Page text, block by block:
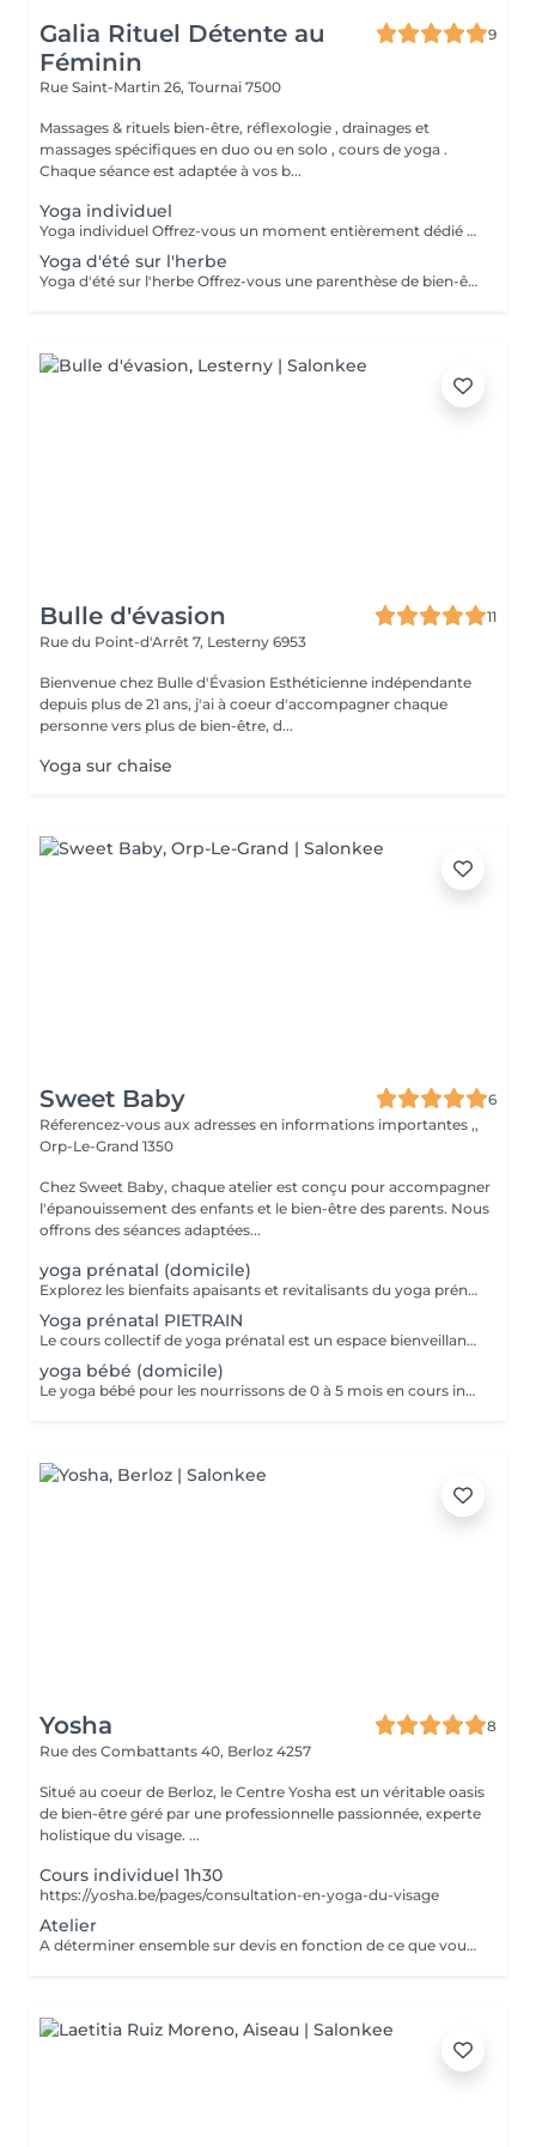
Galia Rituel Détente au
Féminin
9
Rue Saint-Martin 26, Tournai 7500
Massages & rituels bien-être, réflexologie , drainages et
massages spécifiques en duo ou en solo , cours de yoga .
Chaque séance est adaptée à vos b...
Yoga individuel
Yoga individuel Offrez-vous un moment entièrement dédié à votre bien-être. Chaque séance est personnalisée selon vos besoins du moment : relâcher les tensions, retrouver de la mobilité, améliorer votre respiration, apaiser le stress ou simplement vous accorder une parenthèse de calme. Accessible à tous, le yoga privé s'adapte à votre niveau, à votre condition physique et à vos objectifs, dans une approche douce, bienveillante et respectueuse de votre rythme.
Yoga d'été sur l'herbe
Yoga d'été sur l'herbe Offrez-vous une parenthèse de bien-être en pleine nature. Ce cours collectif de yoga en extérieur vous invite à vous reconnecter à votre corps et à votre respiration dans un cadre apaisant. La douceur de l'herbe sous vos pieds, l'air frais et les sons de la nature rendent cette pratique encore plus ressourçante. Accessible à tous, débutants comme pratiquants confirmés. Les postures sont adaptées au niveau de chacun. À prévoir : * Un tapis de yoga ou une grande serviette. * Une bouteille d'eau. * Une tenue confortable. Durée : 1 heure.
Bulle d'évasion
11
Rue du Point-d'Arrêt 7, Lesterny 6953
Bienvenue chez Bulle d'Évasion Esthéticienne indépendante
depuis plus de 21 ans, j'ai à coeur d'accompagner chaque
personne vers plus de bien-être, d...
Yoga sur chaise
Sweet Baby
6
Réferencez-vous aux adresses en informations importantes ,,
Orp-Le-Grand 1350
Chez Sweet Baby, chaque atelier est conçu pour accompagner
l'épanouissement des enfants et le bien-être des parents. Nous
offrons des séances adaptées...
yoga prénatal (domicile)
Explorez les bienfaits apaisants et revitalisants du yoga prénatal dans un environnement intime et personnalisé avec notre cours individuel de yoga prénatal. Sous la guidance bienveillante d'un instructeur qualifié, chaque séance est conçue pour répondre aux besoins spécifiques de votre grossesse et favoriser votre bien-être physique et émotionnel. Au cours de chaque séance, vous serez guidée à travers une série de postures de yoga douces et sécurisées, ainsi que des exercices de respiration et de relaxation conçus pour renforcer votre corps, soulager les tensions et préparer votre esprit pour l'accouchement. L'instructeur adaptera les exercices en fonction de vos besoins individuels et de votre stade de grossesse. Les cours individuels offrent un espace privilégié où vous pouvez poser des questions, partager vos préoccupations et recevoir des conseils personnalisés de la part de l'instructeur. C'est une occasion précieuse de vous connecter avec votre corps en pleine transformation et de cultiver un sentiment de calme et de confiance à l'approche de la naissance de votre bébé.
Yoga prénatal PIETRAIN
Le cours collectif de yoga prénatal est un espace bienveillant conçu spécialement pour les futures mamans afin de les soutenir tout au long de leur grossesse. Sous la guidance d'un instructeur spécialisé, les participantes pratiquent des postures douces et sécurisées adaptées à leur état, favorisant ainsi le renforcement musculaire, la souplesse et la relaxation. Les séances intègrent également des techniques de respiration et de méditation pour aider à soulager les inconforts physiques et émotionnels liés à la grossesse, tout en favorisant un lien profond avec le bébé à naître. C'est un moment privilégié pour se connecter avec son corps, son bébé et d'autres mamans dans une atmosphère de soutien et de compréhension mutuelle.
yoga bébé (domicile)
Le yoga bébé pour les nourrissons de 0 à 5 mois en cours individuel est une pratique douce et interactive qui vise à favoriser le développement physique, émotionnel et mental de votre bébé. Pendant la séance, l'instructeur qualifié démontrera les mouvements et les étirements sur un poupon, puis guidera les parents pour qu'ils reproduisent ces mouvements adaptés à l'âge et au stade de développement de leur enfant. Les séances de yoga bébé individuelles offrent une attention personnalisée à votre bébé, permettant à l'instructeur de se concentrer sur les besoins spécifiques de votre enfant. Les mouvements sont conçus pour stimuler la coordination, la force musculaire et la souplesse de votre bébé, tout en favorisant le lien parent-enfant à travers des interactions ludiques et affectueuses. En plus des exercices physiques, le yoga bébé individuel peut également inclure des techniques de relaxation et de respiration pour aider votre bébé à se calmer et à se détendre. Ces séances peuvent être une merveilleuse occasion pour les parents de se connecter avec leur bébé dans un environnement calme et sécurisé, tout en favorisant le développement sain de leur enfant.
Yosha
8
Rue des Combattants 40, Berloz 4257
Situé au coeur de Berloz, le Centre Yosha est un véritable oasis
de bien-être géré par une professionnelle passionnée, experte
holistique du visage. ...
Cours individuel 1h30
https://yosha.be/pages/consultation-en-yoga-du-visage
Atelier
A déterminer ensemble sur devis en fonction de ce que vous souhaitez.